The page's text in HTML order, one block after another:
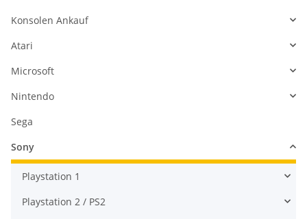
Konsolen Ankauf
Atari
Microsoft
Nintendo
Sega
Sony
Playstation 1
Playstation 2 / PS2